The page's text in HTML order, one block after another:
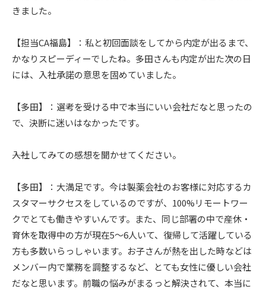
きました。
【担当CA福島】：私と初回面談をしてから内定が出るまで、
かなりスピーディーでしたね。多田さんも内定が出た次の日
には、入社承諾の意思を固めていました。
【多田】：選考を受ける中で本当にいい会社だなと思ったの
で、決断に迷いはなかったです。
――入社してみての感想を聞かせてください。
【多田】：大満足です。今は製薬会社のお客様に対応するカ
スタマーサクセスをしているのですが、100%リモートワー
クでとても働きやすいんです。また、同じ部署の中で産休・
育休を取得中の方が現在5〜6人いて、復帰して活躍している
方も多数いらっしゃいます。お子さんが熱を出した時などは
メンバー内で業務を調整するなど、とても女性に優しい会社
だなと思います。前職の悩みがまるっと解決されて、本当に